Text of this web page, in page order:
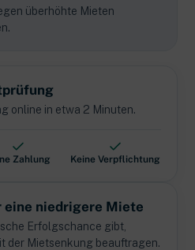
überhöhte Mieten
online in etwa 2 Minuten.
Zahlung Keine Verpflichtung
eine niedrigere Miete
Erfolgschance gibt,
der Mietsenkung beauftragen.